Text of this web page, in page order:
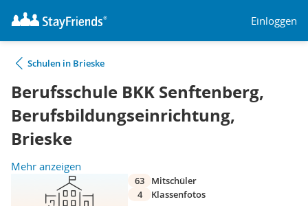
Einloggen
Schulen in Brieske
Berufsschule BKK Senftenberg,
Berufsbildungseinrichtung,
Brieske
Mehr anzeigen
63
Mitschüler
4
Klassenfotos